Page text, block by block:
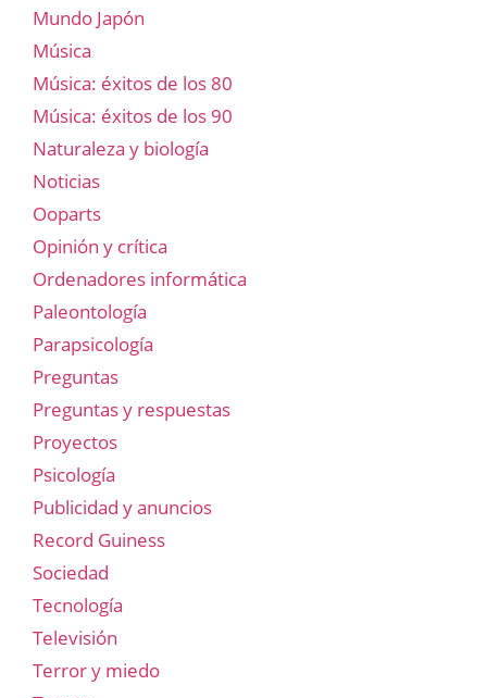
Mundo Japón
Música
Música: éxitos de los 80
Música: éxitos de los 90
Naturaleza y biología
Noticias
Ooparts
Opinión y crítica
Ordenadores informática
Paleontología
Parapsicología
Preguntas
Preguntas y respuestas
Proyectos
Psicología
Publicidad y anuncios
Record Guiness
Sociedad
Tecnología
Televisión
Terror y miedo